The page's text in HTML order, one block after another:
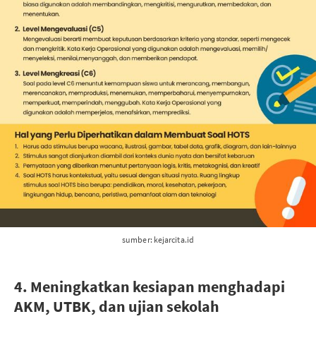
sumber: kejarcita.id
4. Meningkatkan kesiapan menghadapi
AKM, UTBK, dan ujian sekolah